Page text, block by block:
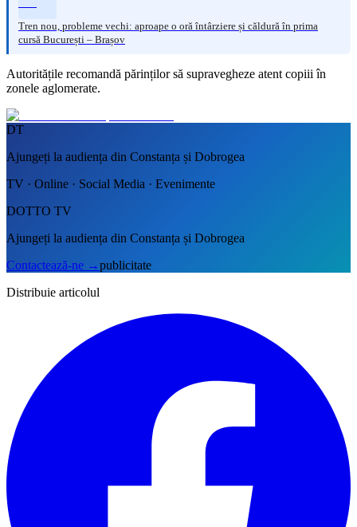
Tren nou, probleme vechi: aproape o oră întârziere și căldură în prima
cursă București – Brașov
Autoritățile recomandă părinților să supravegheze atent copiii în
zonele aglomerate.
DT
Ajungeți la audiența din Constanța și Dobrogea
TV · Online · Social Media · Evenimente
DOTTO TV
Ajungeți la audiența din Constanța și Dobrogea
Contactează-ne →publicitate
Distribuie articolul